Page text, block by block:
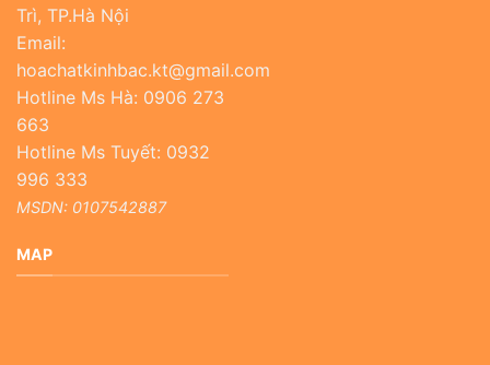
Trì, TP.Hà Nội
Email:
hoachatkinhbac.kt@gmail.com
Hotline Ms Hà: 0906 273
663
Hotline Ms Tuyết: 0932
996 333
MSDN: 0107542887
MAP